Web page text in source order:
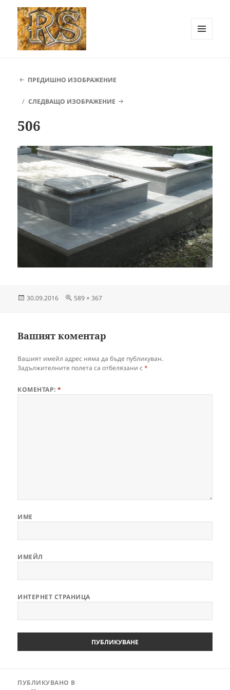
Каменоделски услуги
ПРЕДИШНО ИЗОБРАЖЕНИЕ
СЛЕДВАЩО ИЗОБРАЖЕНИЕ
506
Публикувано
30.09.2016
Пълен
589 × 367
Вашият коментар
Вашият имейл адрес няма да бъде публикуван.
Задължителните полета са отбелязани с*
КОМЕНТАР:*
ИМЕ
ИМЕЙЛ
ИНТЕРНЕТ СТРАНИЦА
ПУБЛИКУВАНО В